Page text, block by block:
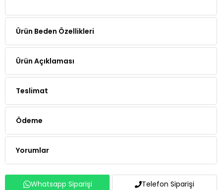
Ürün Beden Özellikleri
Ürün Açıklaması
Teslimat
Ödeme
Yorumlar
Whatsapp Siparişi Telefon Siparişi